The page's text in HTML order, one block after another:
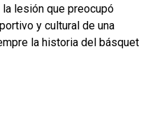
lesión que preocupó
y cultural de una
la historia del básquet